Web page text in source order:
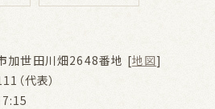
加世田川畑2648番地 [地図]
（代表）